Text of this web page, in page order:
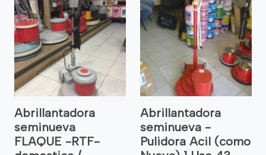
Abrillantadora
seminueva
FLAQUE -RTF-
Abrillantadora
seminueva -
Pulidora Acil (como